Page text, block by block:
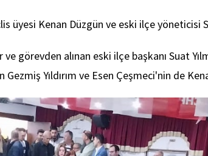
üyesi Kenan Düzgün ve eski ilçe yöneticisi
görevden alınan eski ilçe başkanı Suat
Yıldırım ve Esen Çeşmeci'nin de